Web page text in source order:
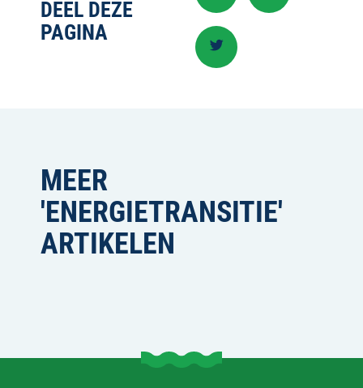
DEEL DEZE
PAGINA
MEER
'ENERGIETRANSITIE'
ARTIKELEN